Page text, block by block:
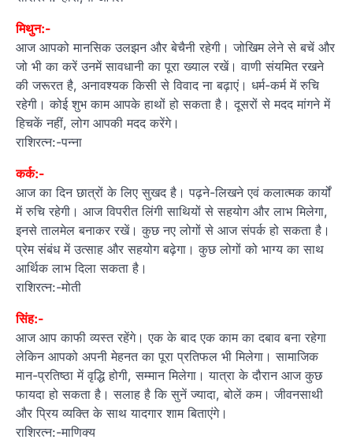
मिथुन:-
आज आपको मानसिक उलझन और बेचैनी रहेगी। जोखिम लेने से बचें और
जो भी का करें उनमें सावधानी का पूरा ख्याल रखें। वाणी संयमित रखने
की जरूरत है, अनावश्यक किसी से विवाद ना बढ़ाएं। धर्म-कर्म में रुचि
रहेगी। कोई शुभ काम आपके हाथों हो सकता है। दूसरों से मदद मांगने में
हिचकें नहीं, लोग आपकी मदद करेंगे।
राशिरत्न:-पन्ना
कर्क:-
आज का दिन छात्रों के लिए सुखद है। पढ़ने-लिखने एवं कलात्मक कार्यों
में रुचि रहेगी। आज विपरीत लिंगी साथियों से सहयोग और लाभ मिलेगा,
इनसे तालमेल बनाकर रखें। कुछ नए लोगों से आज संपर्क हो सकता है।
प्रेम संबंध में उत्साह और सहयोग बढ़ेगा। कुछ लोगों को भाग्य का साथ
आर्थिक लाभ दिला सकता है।
राशिरत्न:-मोती
सिंह:-
आज आप काफी व्यस्त रहेंगे। एक के बाद एक काम का दबाव बना रहेगा
लेकिन आपको अपनी मेहनत का पूरा प्रतिफल भी मिलेगा। सामाजिक
मान-प्रतिष्ठा में वृद्धि होगी, सम्मान मिलेगा। यात्रा के दौरान आज कुछ
फायदा हो सकता है। सलाह है कि सुनें ज्यादा, बोलें कम। जीवनसाथी
और प्रिय व्यक्ति के साथ यादगार शाम बिताएंगे।
राशिरत्न:-माणिक्य